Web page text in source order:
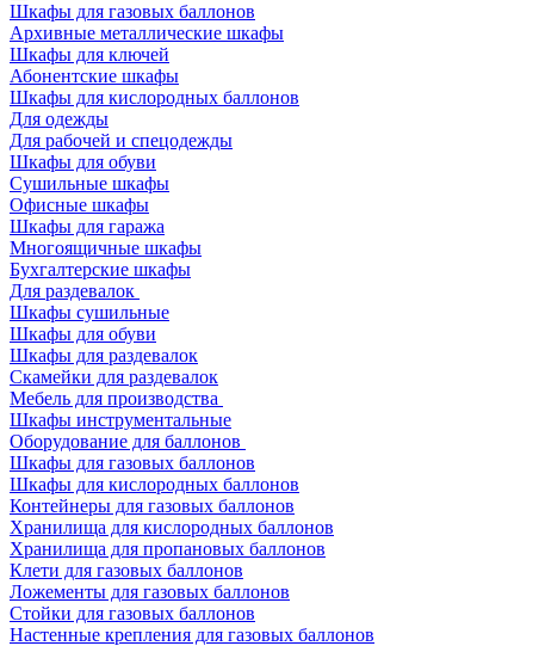
Шкафы для газовых баллонов
Архивные металлические шкафы
Шкафы для ключей
Абонентские шкафы
Шкафы для кислородных баллонов
Для одежды
Для рабочей и спецодежды
Шкафы для обуви
Сушильные шкафы
Офисные шкафы
Шкафы для гаража
Многоящичные шкафы
Бухгалтерские шкафы
Для раздевалок
Шкафы сушильные
Шкафы для обуви
Шкафы для раздевалок
Скамейки для раздевалок
Мебель для производства
Шкафы инструментальные
Оборудование для баллонов
Шкафы для газовых баллонов
Шкафы для кислородных баллонов
Контейнеры для газовых баллонов
Хранилища для кислородных баллонов
Хранилища для пропановых баллонов
Клети для газовых баллонов
Ложементы для газовых баллонов
Стойки для газовых баллонов
Настенные крепления для газовых баллонов